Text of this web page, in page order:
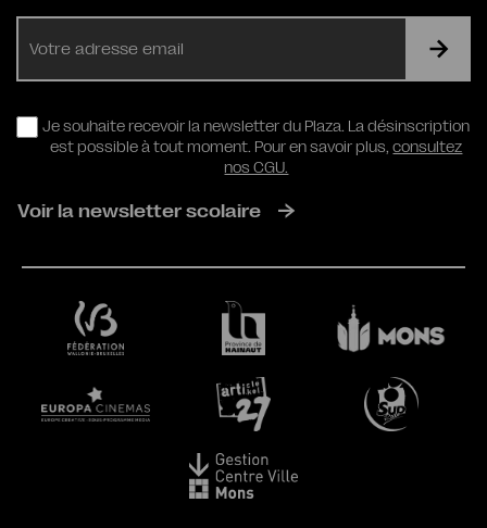
RGPD
Je souhaite recevoir la newsletter du Plaza. La désinscription
est possible à tout moment. Pour en savoir plus,consultez
nos CGU.
Voir la newsletter scolaire